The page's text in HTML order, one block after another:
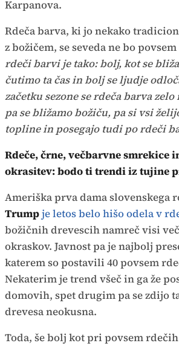
Karpanova.
Rdeča barva, ki jo nekako
z božičem, se seveda ne bo
rdeči barvi je tako: bolj, kot se
čutimo ta čas in bolj se ljudje
začetku sezone se rdeča barva
pa se bližamo božiču, pa si vsi
topline in posegajo tudi po rdeči
Rdeče, črne, večbarvne smrekice
okrasitev: bodo ti trendi iz tujine
Ameriška prva dama slovenskega
Trumpje letos belo hišo odela v
božičnih drevescih namreč visi
okraskov. Javnost pa je najbolj
katerem so postavili 40 povsem
Nekaterim je trend všeč in ga že
domovih, spet drugim pa se zdijo
drevesa neokusna.
Toda, še bolj kot pri povsem